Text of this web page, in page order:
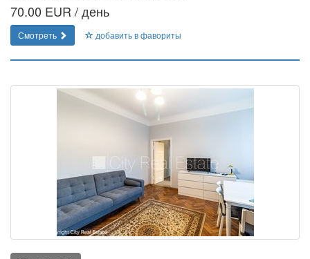
70.00 EUR / день
Смотреть добавить в фавориты